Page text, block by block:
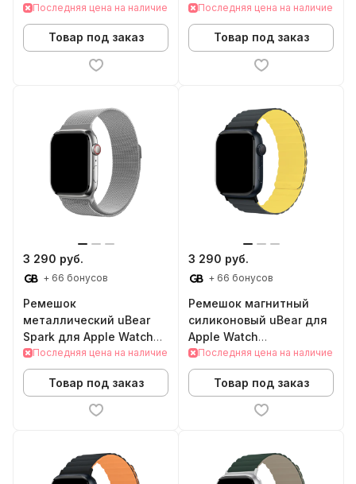
38/40/41mm (S/M, Black)
Последняя цена на наличие
Товар под заказ
38/40/41mm (S/M, Gold)
Последняя цена на наличие
Товар под заказ
3 290 руб.
+ 66 бонусов
Ремешок
металлический uBear
Spark для Apple Watch
38/40/41mm (S/M, Silver)
Последняя цена на наличие
Товар под заказ
3 290 руб.
+ 66 бонусов
Ремешок магнитный
силиконовый uBear для
Apple Watch
42/44/45/49mm (M/L,
черный/желтый)
Последняя цена на наличие
Товар под заказ